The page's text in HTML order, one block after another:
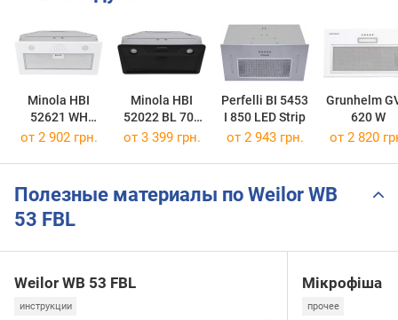
Minola HBI
52621 WH
GLASS 700 LED
Minola HBI
52022 BL 700
LED
Perfelli BI 5453
I 850 LED Strip
Grunhelm
620 W
от 2 902 грн. от 3 399 грн. от 2 943 грн. от 2 820
Полезные материалы по Weilor WB
53 FBL
Weilor WB 53 FBL
инструкции
Мікрофіша
прочее